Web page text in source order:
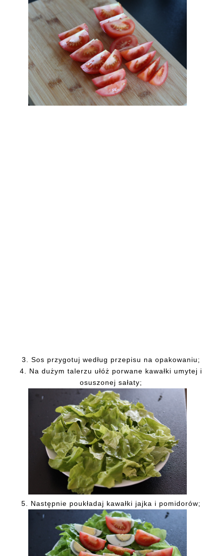
3. Sos przygotuj według przepisu na opakowaniu;
4. Na dużym talerzu ułóż porwane kawałki umytej i
osuszonej sałaty;
5. Następnie poukładaj kawałki jajka i pomidorów;